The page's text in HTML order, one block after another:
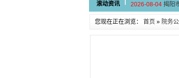
滚动资讯
2026-08-04 揭阳
2026-07-31 学术
2026-07-31 以学
揭
您现在正在浏览： 首页 » 院务